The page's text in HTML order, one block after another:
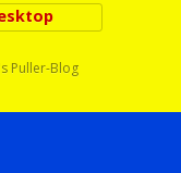
Puller-Blog